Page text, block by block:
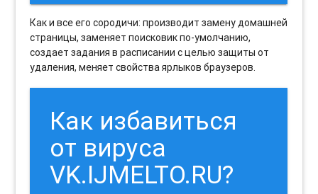
Как и все его сородичи: производит замену домашней
страницы, заменяет поисковик по-умолчанию,
создает задания в расписании с целью защиты от
удаления, меняет свойства ярлыков браузеров.
Как избавиться
от вируса
VK.IJMELTO.RU?